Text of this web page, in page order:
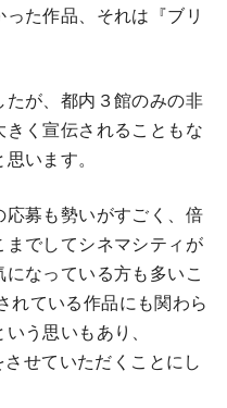
た作品、それは『ブリ
が、都内３館のみの非
く宣伝されることもな
います。
募も勢いがすごく、倍
でしてシネマシティが
なっている方も多いこ
れている作品にも関わら
う思いもあり、
せていただくことにし